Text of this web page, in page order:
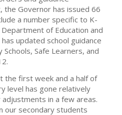
Governor has issued 66
a number specific to K-
of Education and
updated school guidance
Safe Learners, and
the first week and a half of
level has gone relatively
in a few areas.
our secondary students